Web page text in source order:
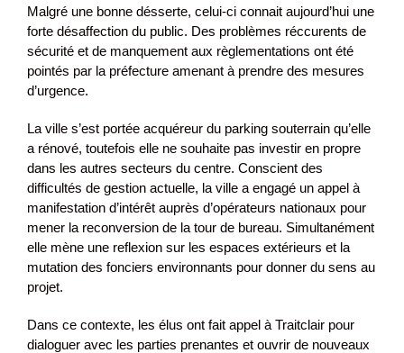
Malgré une bonne désserte, celui-ci connait aujourd’hui une
forte désaffection du public. Des problèmes réccurents de
sécurité et de manquement aux règlementations ont été
pointés par la préfecture amenant à prendre des mesures
d’urgence.
La ville s’est portée acquéreur du parking souterrain qu’elle
a rénové, toutefois elle ne souhaite pas investir en propre
dans les autres secteurs du centre. Conscient des
difficultés de gestion actuelle, la ville a engagé un appel à
manifestation d’intérêt auprès d’opérateurs nationaux pour
mener la reconversion de la tour de bureau. Simultanément
elle mène une reflexion sur les espaces extérieurs et la
mutation des fonciers environnants pour donner du sens au
projet.
Dans ce contexte, les élus ont fait appel à Traitclair pour
dialoguer avec les parties prenantes et ouvrir de nouveaux